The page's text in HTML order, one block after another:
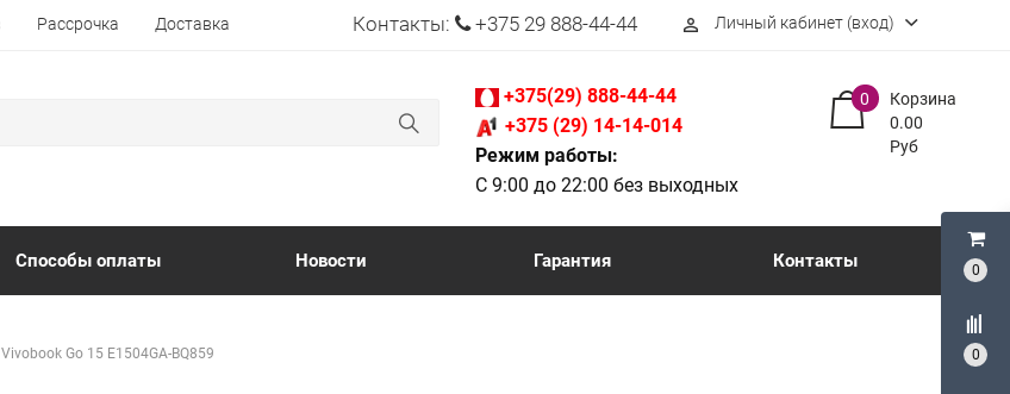
0
0
Рассрочка Доставка Контакты: +375 29 888-44-44 perm_identity Личный кабинет (вход)
+375(29) 888-44-44
+375 (29) 14-14-014
Режим работы:
С 9:00 до 22:00 без выходных
Корзина
0
0.00
Руб
Способы оплаты Новости Гарантия Контакты
Go 15 E1504GA-BQ859